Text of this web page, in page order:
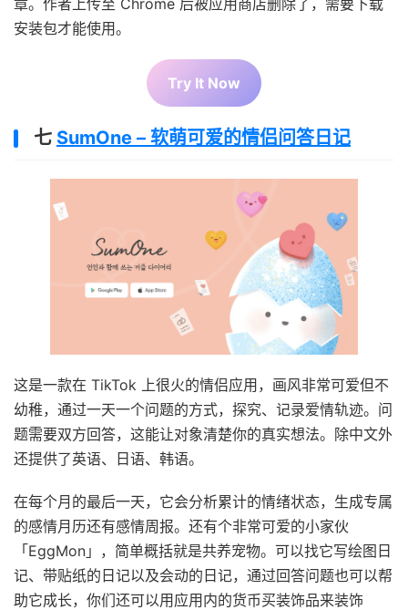
安装包才能使用。
Try It Now
七 SumOne – 软萌可爱的情侣问答日记
这是一款在 TikTok 上很火的情侣应用，画风非常可爱但不
幼稚，通过一天一个问题的方式，探究、记录爱情轨迹。问
题需要双方回答，这能让对象清楚你的真实想法。除中文外
还提供了英语、日语、韩语。
在每个月的最后一天，它会分析累计的情绪状态，生成专属
的感情月历还有感情周报。还有个非常可爱的小家伙
「EggMon」，简单概括就是共养宠物。可以找它写绘图日
记、带贴纸的日记以及会动的日记，通过回答问题也可以帮
助它成长，你们还可以用应用内的货币买装饰品来装饰